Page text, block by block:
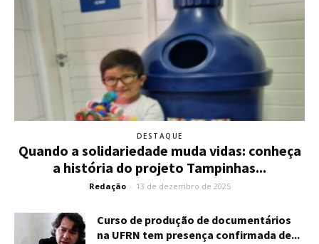
DESTAQUE
Quando a solidariedade muda vidas: conheça
a história do projeto Tampinhas...
Redação - 13 de dezembro de 2025
Curso de produção de documentários
na UFRN tem presença confirmada de...